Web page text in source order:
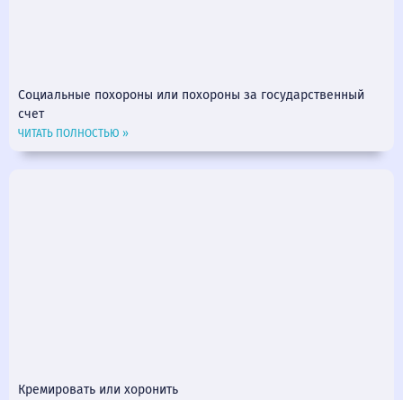
Социальные похороны или похороны за государственный
счет
ЧИТАТЬ ПОЛНОСТЬЮ »
Кремировать или хоронить